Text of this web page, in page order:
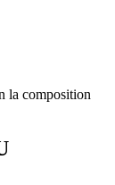
la composition